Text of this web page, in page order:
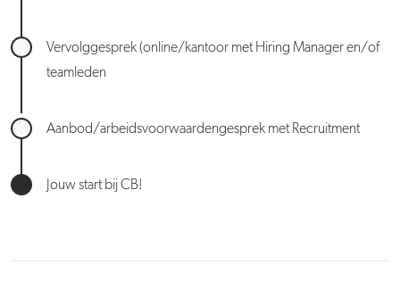
Vervolggesprek (online/kantoor met Hiring Manager en/of
teamleden
Aanbod/arbeidsvoorwaardengesprek met Recruitment
Jouw start bij CB!